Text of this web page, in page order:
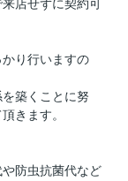
店せずに契約可
り行いますの
築くことに努
きます。
防虫抗菌代など